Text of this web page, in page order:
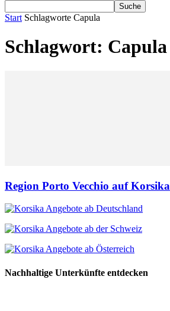
Start Schlagworte Capula
Schlagwort: Capula
Region Porto Vecchio auf Korsika
Nachhaltige Unterkünfte entdecken